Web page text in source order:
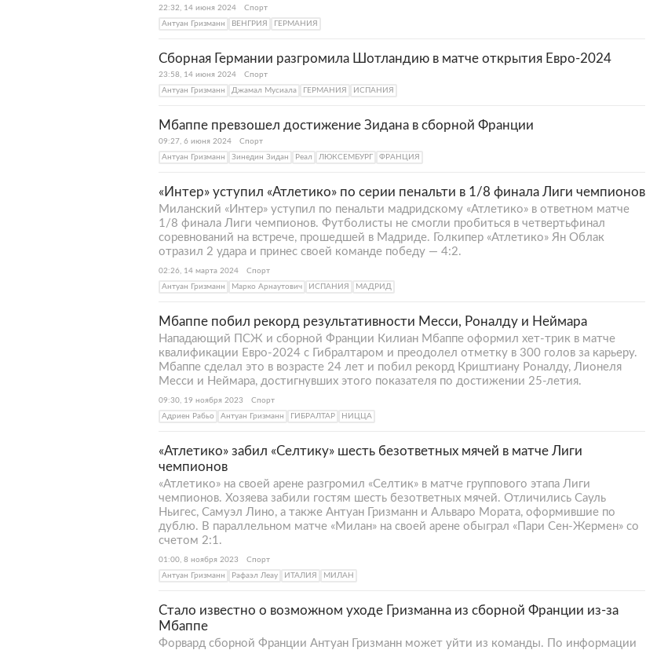
22:32, 14 июня 2024
Спорт
Антуан Гризманн
ВЕНГРИЯ ГЕРМАНИЯ
Сборная Германии разгромила Шотландию в матче открытия Евро-2024
23:58, 14 июня 2024
Спорт
Антуан Гризманн
Джамал Мусиала ГЕРМАНИЯ ИСПАНИЯ
Мбаппе превзошел достижение Зидана в сборной Франции
09:27, 6 июня 2024
Спорт
Антуан Гризманн
Зинедин Зидан Реал ЛЮКСЕМБУРГ ФРАНЦИЯ
«Интер» уступил «Атлетико» по серии пенальти в 1/8 финала Лиги чемпионов
Миланский «Интер» уступил по пенальти мадридскому «Атлетико» в ответном матче
1/8 финала Лиги чемпионов. Футболисты не смогли пробиться в четвертьфинал
соревнований на встрече, прошедшей в Мадриде. Голкипер «Атлетико» Ян Облак
отразил 2 удара и принес своей команде победу — 4:2.
02:26, 14 марта 2024
Спорт
Антуан Гризманн
Марко Арнаутович ИСПАНИЯ МАДРИД
Мбаппе побил рекорд результативности Месси, Роналду и Неймара
Нападающий ПСЖ и сборной Франции Килиан Мбаппе оформил хет-трик в матче
квалификации Евро-2024 с Гибралтаром и преодолел отметку в 300 голов за карьеру.
Мбаппе сделал это в возрасте 24 лет и побил рекорд Криштиану Роналду, Лионеля
Месси и Неймара, достигнувших этого показателя по достижении 25-летия.
09:30, 19 ноября 2023
Спорт
Адриен Рабьо
Антуан Гризманн ГИБРАЛТАР НИЦЦА
«Атлетико» забил «Селтику» шесть безответных мячей в матче Лиги
чемпионов
«Атлетико» на своей арене разгромил «Селтик» в матче группового этапа Лиги
чемпионов. Хозяева забили гостям шесть безответных мячей. Отличились Сауль
Ньигес, Самуэл Лино, а также Антуан Гризманн и Альваро Мората, оформившие по
дублю. В параллельном матче «Милан» на своей арене обыграл «Пари Сен-Жермен» со
счетом 2:1.
01:00, 8 ноября 2023
Спорт
Антуан Гризманн
Рафаэл Леау ИТАЛИЯ МИЛАН
Стало известно о возможном уходе Гризманна из сборной Франции из-за
Мбаппе
Форвард сборной Франции Антуан Гризманн может уйти из команды. По информации